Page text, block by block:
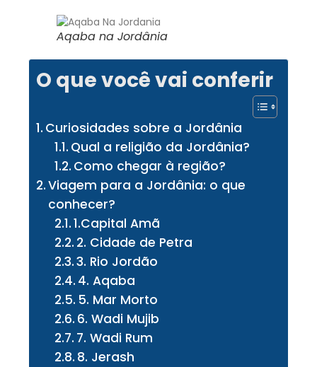
Aqaba na Jordânia
O que você vai conferir
Curiosidades sobre a Jordânia
Qual a religião da Jordânia?
Como chegar à região?
Viagem para a Jordânia: o que
conhecer?
1.Capital Amã
2. Cidade de Petra
3. Rio Jordão
4. Aqaba
5. Mar Morto
6. Wadi Mujib
7. Wadi Rum
8. Jerash